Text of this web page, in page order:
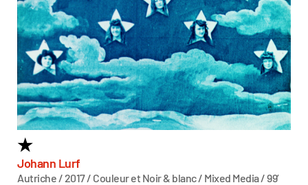
★
Johann Lurf
Autriche / 2017 / Couleur et Noir & blanc / Mixed Media / 99’